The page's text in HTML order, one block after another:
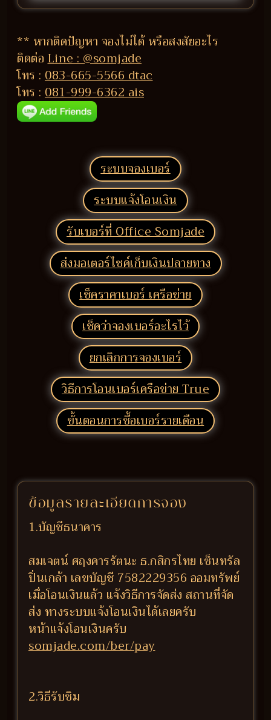
** หากติดปัญหา จองไม่ได้ หรือสงสัยอะไร
ติดต่อLine : @somjade
โทร : 083-665-5566 dtac
โทร : 081-999-6362 ais
ระบบจองเบอร์
ระบบแจ้งโอนเงิน
รับเบอร์ที่ Office Somjade
ส่งมอเตอร์ไซค์เก็บเงินปลายทาง
เช็คราคาเบอร์ เครือข่าย
เช็คว่าจองเบอร์อะไรไว้
ยกเลิกการจองเบอร์
วิธีการโอนเบอร์เครือข่าย True
ขั้นตอนการซื้อเบอร์รายเดือน
ข้อมูลรายละเอียดการจอง
1.บัญชีธนาคาร
สมเจตน์ ศฤงคารรัตนะ ธ.กสิกรไทย เซ็นทรัล
ปิ่นเกล้า เลขบัญชี 7582229356 ออมทรัพย์
เมื่อโอนเงินแล้ว แจ้งวิธีการจัดส่ง สถานที่จัด
ส่ง ทางระบบแจ้งโอนเงินได้เลยครับ
หน้าแจ้งโอนเงินครับ
somjade.com/ber/pay
2.วิธีรับซิม